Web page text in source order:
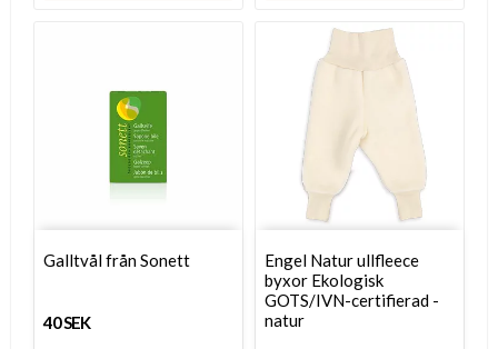
Galltvål från Sonett
40 SEK
Engel Natur ullfleece
byxor Ekologisk
GOTS/IVN-certifierad -
natur